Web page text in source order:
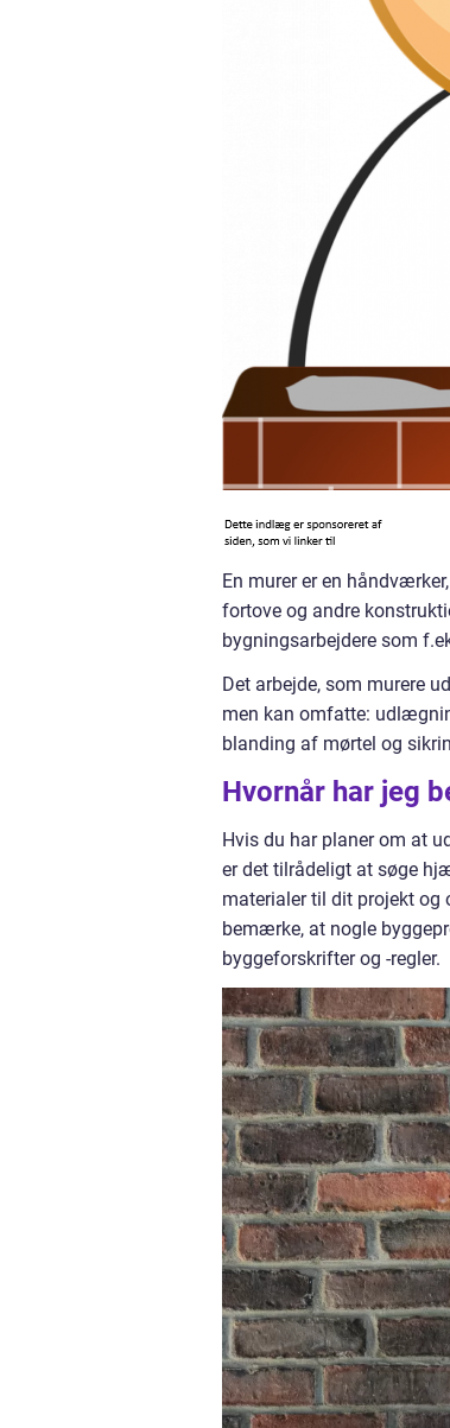
En murer er en
fortove og andre
bygningsarbejdere som
Det arbejde, som murere
men kan omfatte:
blanding af mørtel og
Hvornår har jeg
Hvis du har planer om at
er det tilrådeligt at søge
materialer til dit projekt
bemærke, at nogle
byggeforskrifter og -regler.